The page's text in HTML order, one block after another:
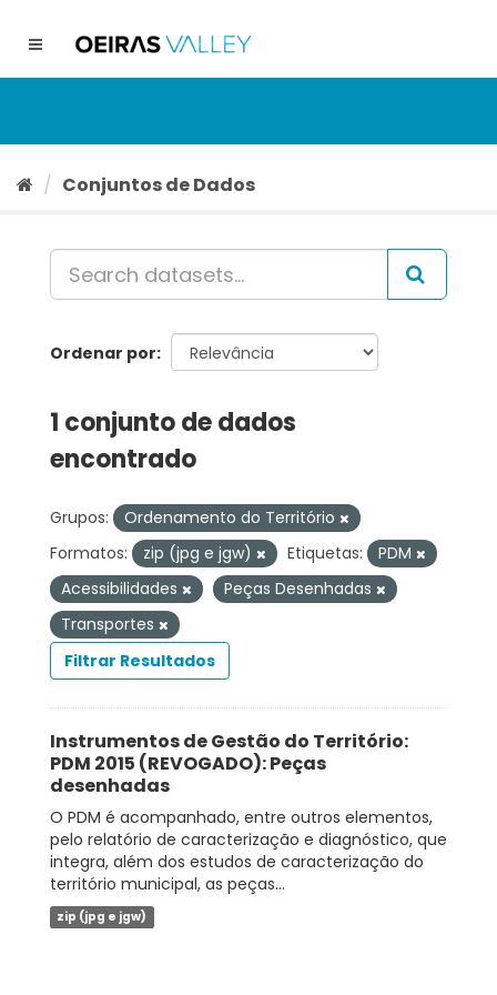
conteúdo
Toggle
Conjuntos de Dados
Ordenar por
1 conjunto de dados
encontrado
Grupos:
Ordenamento do Território
Formatos:
zip (jpg e jgw) Etiquetas:
PDM
Acessibilidades
Peças Desenhadas
Transportes
Filtrar Resultados
Instrumentos de Gestão do Território:
PDM 2015 (REVOGADO): Peças
desenhadas
O PDM é acompanhado, entre outros elementos,
pelo relatório de caracterização e diagnóstico, que
integra, além dos estudos de caracterização do
território municipal, as peças...
zip (jpg e jgw)